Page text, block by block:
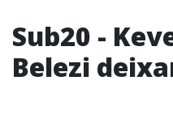
Sub20 -
Belezi